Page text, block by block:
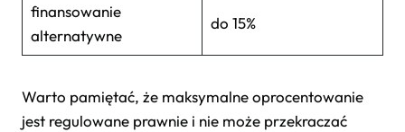
finansowanie
alternatywne
do 15%
Warto pamiętać, że maksymalne oprocentowanie
jest regulowane prawnie i nie może przekraczać